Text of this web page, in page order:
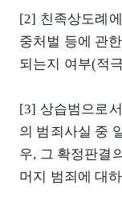
[2] 친족상도례
중처벌 등에 관
되는지 여부(적
[3] 상습범으로
의 범죄사실 중
우, 그 확정판결
머지 범죄에 대